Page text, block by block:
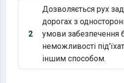
Варіант 2:
2
Дозволяється рух
дорогах з
умови забезпечення
неможливості
іншим способом.